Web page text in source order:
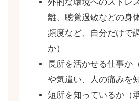
外的な環境へのストレ
離、聴覚過敏などの身
頻度など、自分だけで
か）
長所を活かせる仕事か
や気遣い、人の痛みを
短所を知っているか（